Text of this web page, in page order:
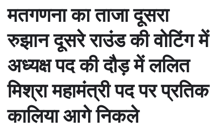
मतगणना का ताजा दूसरा
रुझान दूसरे राउंड की वोटिंग में
अध्यक्ष पद की दौड़ में ललित
मिश्रा महामंत्री पद पर प्रतिक
कालिया आगे निकले